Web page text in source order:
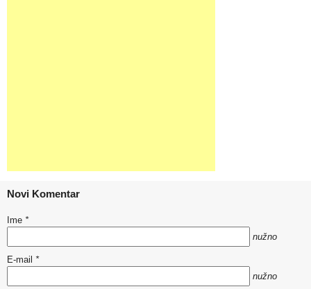
Novi Komentar
Ime *
nužno
E-mail *
nužno